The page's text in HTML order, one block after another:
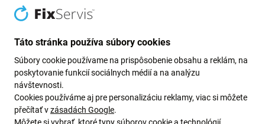
Toto špeciálne lepidlo je určené na
použitie v mobilných
telefónoch, tabletocha všade tam, kde je použité
dotykové sklo. Ak toto sklo prasklo, no LCD je stále
Táto stránka používa súbory cookies
Súbory cookie používame na prispôsobenie obsahu a reklám, na
poskytovanie funkcií sociálnych médií a na analýzu
návštevnosti.
Cookies používáme aj pre personalizáciu reklamy, viac si môžete
přečítať vzásadách Google.